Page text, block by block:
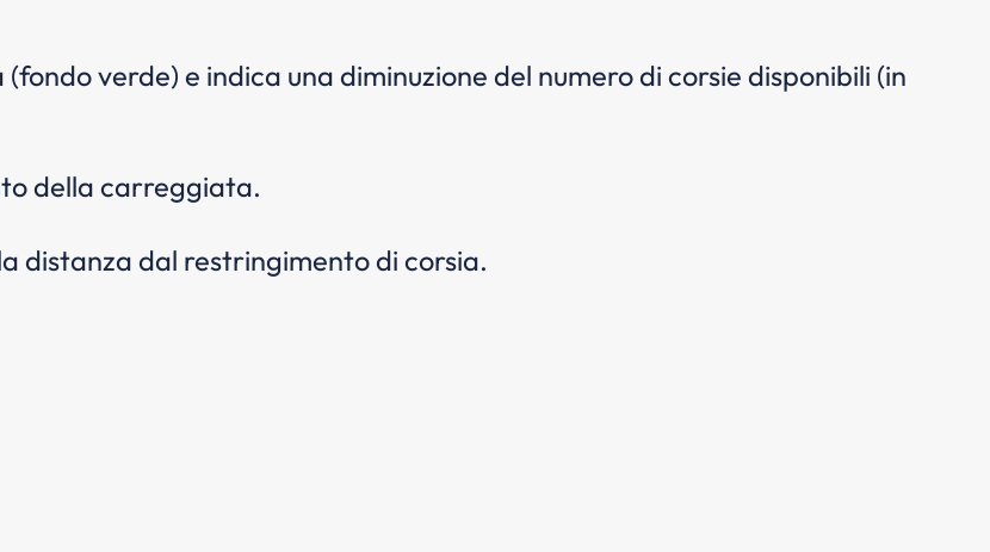
verde) e indica una diminuzione del numero di corsie disponibili (in
della carreggiata.
distanza dal restringimento di corsia.